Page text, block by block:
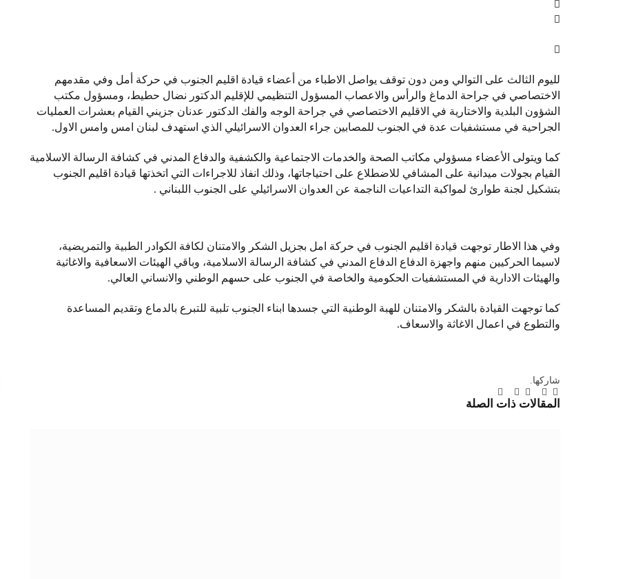
لليوم الثالث على التوالي ومن دون توقف يواصل الاطباء من أعضاء قيادة اقليم الجنوب في حركة أمل وفي مقدمهم
الاختصاصي في جراحة الدماغ والرأس والاعصاب المسؤول التنظيمي للإقليم الدكتور نضال حطيط، ومسؤول مكتب
الشؤون البلدية والاختارية في الاقليم الاختصاصي في جراحة الوجه والفك الدكتور عدنان جزيني القيام بعشرات العمليات
الجراحية في مستشفيات عدة في الجنوب للمصابين جراء العدوان الاسرائيلي الذي استهدف لبنان امس وامس الاول.
كما ويتولى الأعضاء مسؤولي مكاتب الصحة والخدمات الاجتماعية والكشفية والدفاع المدني في كشافة الرسالة الاسلامية
القيام بجولات ميدانية على المشافي للاضطلاع على احتياجاتها، وذلك انفاذ للاجراءات التي اتخذتها قيادة اقليم الجنوب
بتشكيل لجنة طوارئ لمواكبة التداعيات الناجمة عن العدوان الاسرائيلي على الجنوب اللبناني .
وفي هذا الاطار توجهت قيادة اقليم الجنوب في حركة امل بجزيل الشكر والامتنان لكافة الكوادر الطبية والتمريضية،
لاسيما الحركيين منهم واجهزة الدفاع الدفاع المدني في كشافة الرسالة الاسلامية، وباقي الهيئات الاسعافية والاغاثية
والهيئات الادارية في المستشفيات الحكومية والخاصة في الجنوب على حسهم الوطني والانساني العالي.
كما توجهت القيادة بالشكر والامتنان للهبة الوطنية التي جسدها ابناء الجنوب تلبية للتبرع بالدماع وتقديم المساعدة
والتطوع في اعمال الاغاثة والاسعاف.
شاركها.
فيسبوك
تويتربينتيريست
لينكدإن
Tumblr
تيلقرام
البريد
الإلكتروني
المقالات ذات الصلة